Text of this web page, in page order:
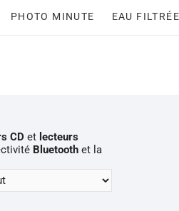
PHOTO MINUTE EAU FILTRÉE
CD et lecteurs
Bluetooth et la